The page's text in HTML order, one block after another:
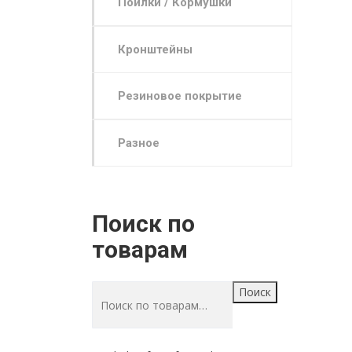
Кронштейны
Резиновое покрытие
Разное
Поиск по
товарам
Поиск